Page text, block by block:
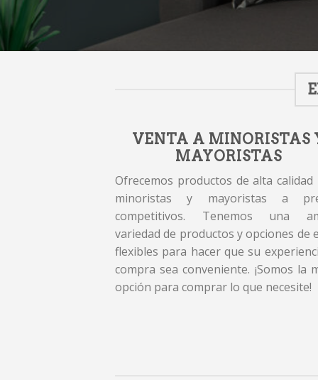
VENTA A MINORISTAS
MAYORISTAS
Ofrecemos productos de alta calidad
minoristas y mayoristas a
competitivos. Tenemos una
variedad de productos y opciones de
flexibles para hacer que su
compra sea conveniente. ¡Somos la
opción para comprar lo que necesite!